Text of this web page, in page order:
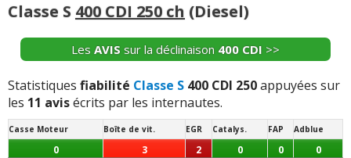
0 0 1 0 0
Démar. Echang. / refroid. Ppe à Eau Ppe à huile Sonde / capteur Débitm.
0 0 0 0 1 1
Segment. AAC Dephaseur Soupapes Bielle Collecteur
0 0 0 0
Vos témoignages :
Classe S 400 CDI 250 ch (Diesel)
Les AVIS sur la déclinaison 400 CDI >>
Statistiques fiabilité Classe S 400 CDI 250appuyées sur
les 11 avisécrits par les internautes.
Casse Moteur Boîte de vit. EGR Catalys. FAP Adblue
0 3 2 0 0 0